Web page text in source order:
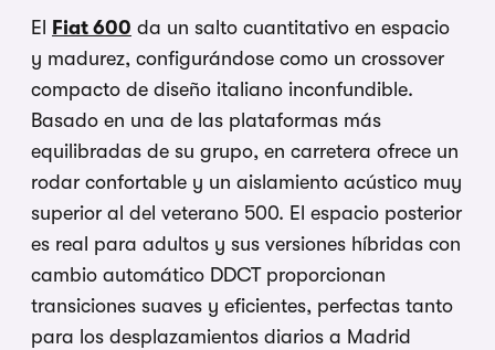
El Fiat 600 da un salto cuantitativo en espacio
y madurez, configurándose como un crossover
compacto de diseño italiano inconfundible.
Basado en una de las plataformas más
equilibradas de su grupo, en carretera ofrece un
rodar confortable y un aislamiento acústico muy
superior al del veterano 500. El espacio posterior
es real para adultos y sus versiones híbridas con
cambio automático DDCT proporcionan
transiciones suaves y eficientes, perfectas tanto
para los desplazamientos diarios a Madrid